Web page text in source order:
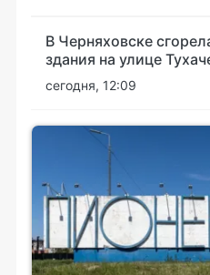
В Черняховске
здания на улице
сегодня, 12:09